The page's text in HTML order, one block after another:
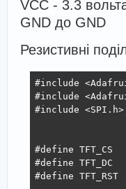
VCC - 3.3
GND до GND
Резистивні
#include
#include
#include <SPI.h>
#define
#define TFT_DC
#define